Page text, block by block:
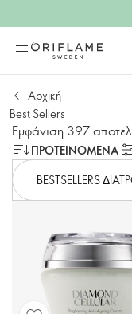
Αρχική
Best Sellers
Εμφάνιση 397
ΠΡΟΤΕΙΝΌΜΕΝΑ
BESTSELLERS